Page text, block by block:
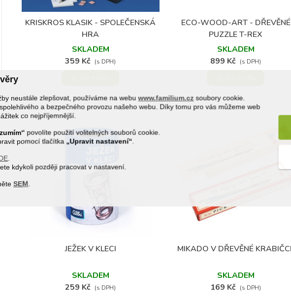
neustále zlepšovat, používáme na webuwww.familium.czsoubory cookie.
a bezpečného provozu našeho webu. Díky tomu pro vás můžeme web
co nejpříjemnější.
povolíte použití volitelných souborů cookie.
pomocí tlačítka „Upravit nastavení“.
kdykoli později pracovat v nastavení.
SEM.
Přidat do oblíbených
KRISKROS KLASIK - SPOLEČENSKÁ
HRA
SKLADEM
359 Kč (s DPH)
Přidat do oblíbených
ECO-WOOD-ART - DŘEVĚNÉ
PUZZLE T-REX
SKLADEM
899 Kč (s DPH)
Přidat do oblíbených
JEŽEK V KLECI
SKLADEM
259 Kč (s DPH)
Přidat do oblíbených
MIKADO V DŘEVĚNÉ
SKLADEM
169 Kč (s DPH)